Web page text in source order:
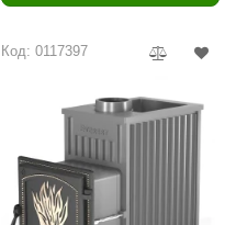
Код: 0117397